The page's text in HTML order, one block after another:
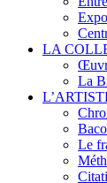
LA
La
Le